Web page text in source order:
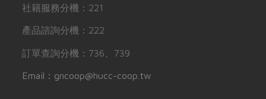
社籍服務分機：221
產品諮詢分機：222
訂單查詢分機：736、739
Email：gncoop@hucc-coop.tw